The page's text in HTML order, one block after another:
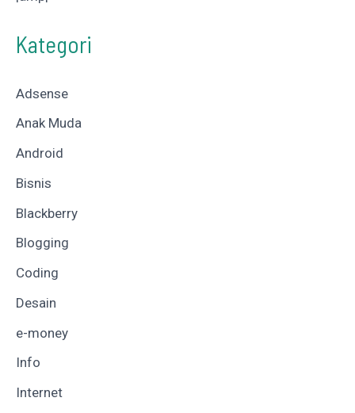
Kategori
Adsense
Anak Muda
Android
Bisnis
Blackberry
Blogging
Coding
Desain
e-money
Info
Internet